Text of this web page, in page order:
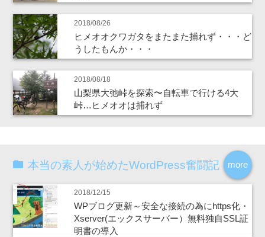
2018/08/26
ヒメオオクワガタをまたまた捕れず・・・ど
うしたもんか・・・
2018/08/18
山梨県大弛峠を探索〜自転車で行ける4大
峠…ヒメオオは捕れず
more
本当の素人が始めたWordPress奮闘記
2018/12/15
WPブログ更新～安全な接続の為にhttps化・
Xserver(エックスサーバー）無料独自SSL証
明書の導入